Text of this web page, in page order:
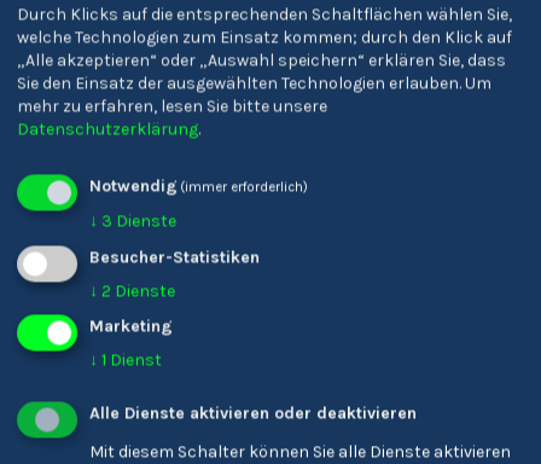
Fachoberschule für
Tourismus Bozen
Realgymnasium Bozen
Durch Klicks auf die entsprechenden Schaltflächen wählen Sie,
welche Technologien zum Einsatz kommen; durch den Klick auf
„Alle akzeptieren“ oder „Auswahl speichern“ erklären Sie, dass
Sie den Einsatz der ausgewählten Technologien erlauben.Um
mehr zu erfahren, lesen Sie bitte unsere
Datenschutzerklärung.
Notwendig (immer erforderlich)
↓ 3 Dienste
Besucher-Statistiken
↓ 2 Dienste
Marketing
↓ 1 Dienst
Alle Dienste aktivieren oder deaktivieren
Mit diesem Schalter können Sie alle Dienste aktivieren